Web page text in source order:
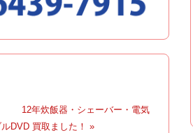
12年炊飯器・シェーバー・電気
DVD 買取ました！ »